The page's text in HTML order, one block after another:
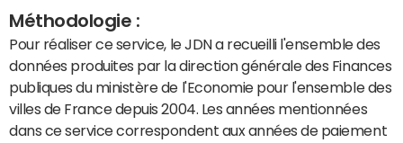
Méthodologie :
Pour réaliser ce service, le JDN a recueilli l'ensemble des
données produites par la direction générale des Finances
publiques du ministère de l'Economie pour l'ensemble des
villes de France depuis 2004. Les années mentionnées
dans ce service correspondent aux années de paiement